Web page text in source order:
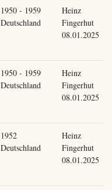
1950 - 1959
Deutschland
Heinz
Fingerhut
08.01.2025
1950 - 1959
Deutschland
Heinz
Fingerhut
08.01.2025
1952
Deutschland
Heinz
Fingerhut
08.01.2025